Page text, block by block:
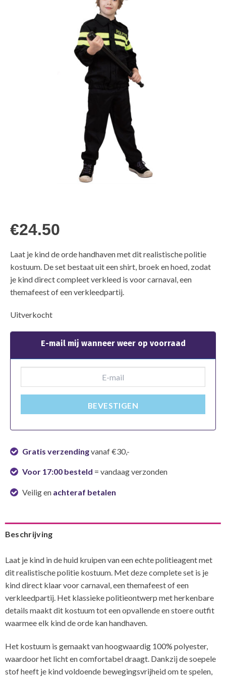
€24.50
Laat je kind de orde handhaven met dit realistische politie
kostuum. De set bestaat uit een shirt, broek en hoed, zodat
je kind direct compleet verkleed is voor carnaval, een
themafeest of een verkleedpartij.
Uitverkocht
E-mail mij wanneer weer op voorraad
BEVESTIGEN
Gratis verzendingvanaf €30,-
Voor 17:00 besteld = vandaag verzonden
Veilig en achteraf betalen
Beschrijving
Laat je kind in de huid kruipen van een echte politieagent met
dit realistische politie kostuum. Met deze complete set is je
kind direct klaar voor carnaval, een themafeest of een
verkleedpartij. Het klassieke politieontwerp met herkenbare
details maakt dit kostuum tot een opvallende en stoere outfit
waarmee elk kind de orde kan handhaven.
Het kostuum is gemaakt van hoogwaardig 100% polyester,
waardoor het licht en comfortabel draagt. Dankzij de soepele
stof heeft je kind voldoende bewegingsvrijheid om te spelen,